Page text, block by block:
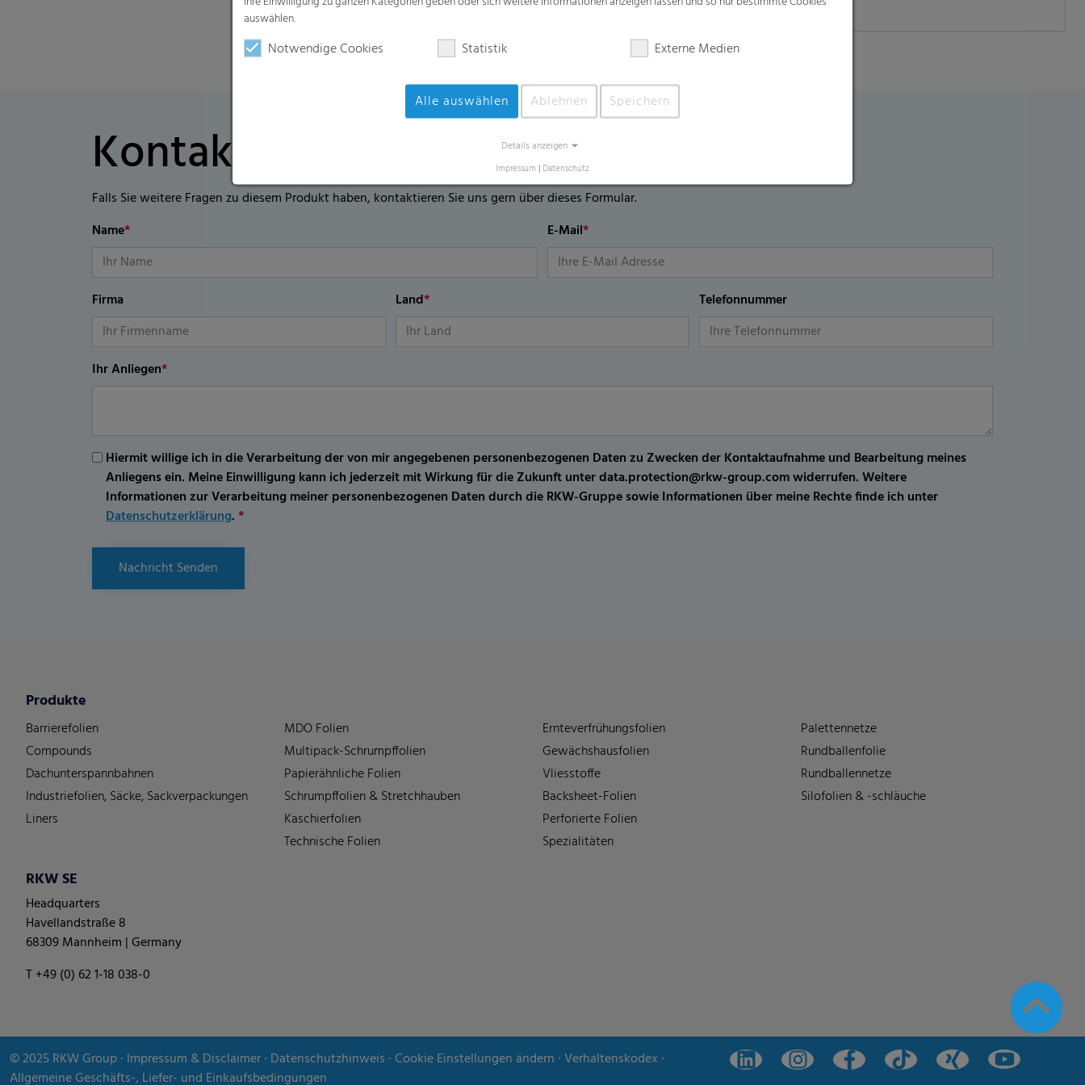
Kontaktformular
Falls Sie weitere Fragen zu diesem Produkt haben, kontaktieren Sie uns gern über dieses Formular.
Name* E-Mail*
Firma Land* Telefonnummer
Ihr Anliegen*
Hiermit willige ich in die Verarbeitung der von mir angegebenen personenbezogenen Daten zu Zwecken der Kontaktaufnahme und Bearbeitung meines
Anliegens ein. Meine Einwilligung kann ich jederzeit mit Wirkung für die Zukunft unter data.protection@rkw-group.com widerrufen. Weitere
Informationen zur Verarbeitung meiner personenbezogenen Daten durch die RKW-Gruppe sowie Informationen über meine Rechte finde ich unter
Datenschutzerklärung.*
Nachricht Senden
auswählen.
Notwendige Cookies Statistik Externe Medien
Alle auswählen Ablehnen Speichern
Details anzeigen
Impressum | Datenschutz
Produkte
Barrierefolien
Compounds
Dachunterspannbahnen
Industriefolien, Säcke, Sackverpackungen
Liners
MDO Folien
Multipack-Schrumpffolien
Papierähnliche Folien
Schrumpffolien & Stretchhauben
Kaschierfolien
Technische Folien
Ernteverfrühungsfolien
Gewächshausfolien
Vliesstoffe
Backsheet-Folien
Perforierte Folien
Spezialitäten
Palettennetze
Rundballenfolie
Rundballennetze
Silofolien & -schläuche
RKW SE
Headquarters
Havellandstraße 8
68309 Mannheim | Germany
T +49 (0) 62 1-18 038-0
© 2025RKW Group∙ Impressum & Disclaimer∙ Datenschutzhinweis ∙Cookie Einstellungen ändern ∙Verhaltenskodex ∙
Allgemeine Geschäfts-, Liefer- und Einkaufsbedingungen